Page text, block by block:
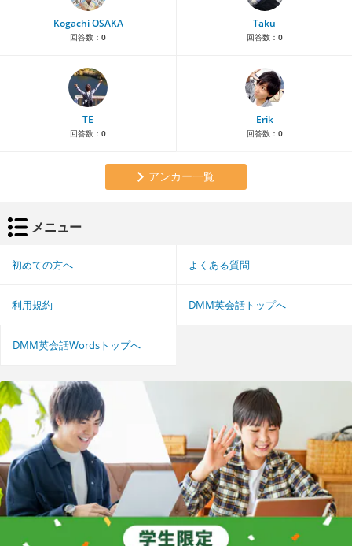
Kogachi OSAKA
回答数： 0
Taku
回答数： 0
TE
回答数： 0
Erik
回答数： 0
アンカー一覧
メニュー
初めての方へ よくある質問
利用規約 DMM英会話トップへ
DMM英会話Wordsトップへ